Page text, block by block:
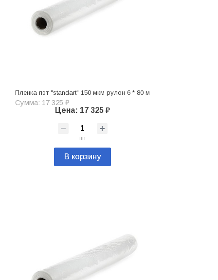
Пленка пэт "standart" 150 мкм рулон 6 * 80 м
Сумма: 17 325 ₽
Цена: 17 325 ₽
шт
В корзину